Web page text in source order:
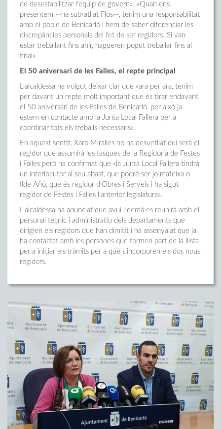
de desestabilitzar l'equip de govern». «Quan ens
presentem --ha subratllat Flos--, tenim una responsabilitat
amb el poble de Benicarló i hem de saber diferenciar les
discrepàncies personals del fet de ser regidors. Si van
estar treballant fins ahir, hagueren pogut treballar fins al
final».
El 50 aniversari de les Falles, el repte principal
L'alcaldessa ha volgut deixar clar que «ara per ara, tenim
per davant un repte molt important que és tirar endavant
el 50 aniversari de les Falles de Benicarló, per això ja
estem en contacte amb la Junta Local Fallera per a
coordinar tots els treballs necessaris».
En aquest sentit, Xaro Miralles no ha desvetllat qui serà el
regidor que assumirà les tasques de la Regidoria de Festes
i Falles però ha confirmat que «la Junta Local Fallera tindrà
un interlocutor al seu abast, que podré ser jo mateixa o
Ilde Añó, que és regidor d'Obres i Serveis i ha sigut
regidor de Festes i Falles l'anterior legislatura».
L'alcaldessa ha anunciat que avui i demà es reunirà amb el
personal tècnic i administratiu dels departaments que
dirigien els regidors que han dimitit i ha assenyalat que ja
ha contactat amb les persones que formen part de la llista
per a iniciar els tràmits per a què s'incorporen els dos nous
regidors.